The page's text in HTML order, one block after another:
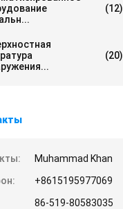
(12)
(20)
Muhammad Khan
+8615195977069
86-519-80583035